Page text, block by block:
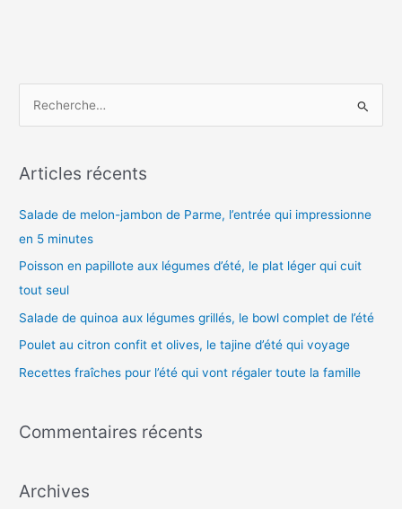
h
r
c
h
e
r
Articles récents
Salade de melon-jambon de Parme, l’entrée qui impressionne
en 5 minutes
Poisson en papillote aux légumes d’été, le plat léger qui cuit
tout seul
Salade de quinoa aux légumes grillés, le bowl complet de l’été
Poulet au citron confit et olives, le tajine d’été qui voyage
Recettes fraîches pour l’été qui vont régaler toute la famille
Commentaires récents
Archives